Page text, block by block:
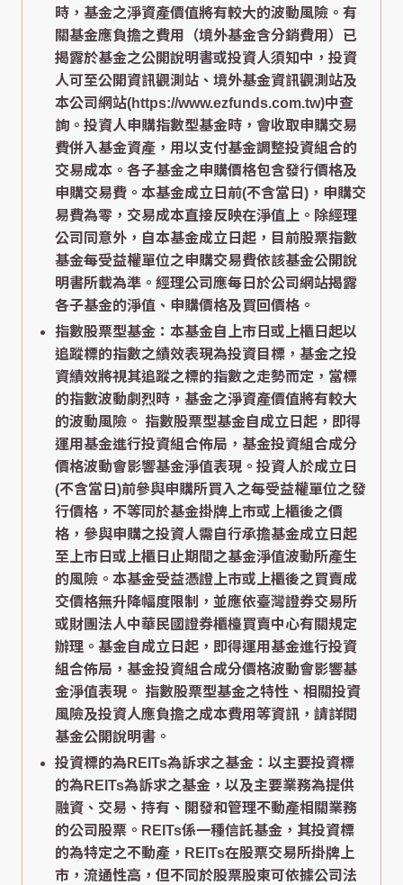
時，基金之淨資產價值將有較大的波動風險。有
關基金應負擔之費用（境外基金含分銷費用）已
揭露於基金之公開說明書或投資人須知中，投資
人可至公開資訊觀測站、境外基金資訊觀測站及
本公司網站(https://www.ezfunds.com.tw)中查
詢。投資人申購指數型基金時，會收取申購交易
費併入基金資產，用以支付基金調整投資組合的
交易成本。各子基金之申購價格包含發行價格及
申購交易費。本基金成立日前(不含當日)，申購交
易費為零，交易成本直接反映在淨值上。除經理
公司同意外，自本基金成立日起，目前股票指數
基金每受益權單位之申購交易費依該基金公開說
明書所載為準。經理公司應每日於公司網站揭露
各子基金的淨值、申購價格及買回價格。
指數股票型基金：本基金自上市日或上櫃日起以
追蹤標的指數之績效表現為投資目標，基金之投
資績效將視其追蹤之標的指數之走勢而定，當標
的指數波動劇烈時，基金之淨資產價值將有較大
的波動風險。 指數股票型基金自成立日起，即得
運用基金進行投資組合佈局，基金投資組合成分
價格波動會影響基金淨值表現。投資人於成立日
(不含當日)前參與申購所買入之每受益權單位之發
行價格，不等同於基金掛牌上市或上櫃後之價
格，參與申購之投資人需自行承擔基金成立日起
至上市日或上櫃日止期間之基金淨值波動所產生
的風險。本基金受益憑證上市或上櫃後之買賣成
交價格無升降幅度限制，並應依臺灣證券交易所
或財團法人中華民國證券櫃檯買賣中心有關規定
辦理。基金自成立日起，即得運用基金進行投資
組合佈局，基金投資組合成分價格波動會影響基
金淨值表現。 指數股票型基金之特性、相關投資
風險及投資人應負擔之成本費用等資訊，請詳閱
基金公開說明書。
投資標的為REITs為訴求之基金：以主要投資標
的為REITs為訴求之基金，以及主要業務為提供
融資、交易、持有、開發和管理不動產相關業務
的公司股票。REITs係一種信託基金，其投資標
的為特定之不動產，REITs在股票交易所掛牌上
市，流通性高，但不同於股票股東可依據公司法